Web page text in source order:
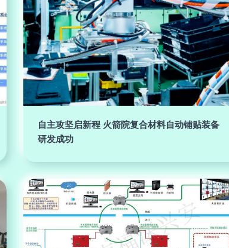
自主攻坚启新程 火箭院复合材料自动铺贴装备
研发成功